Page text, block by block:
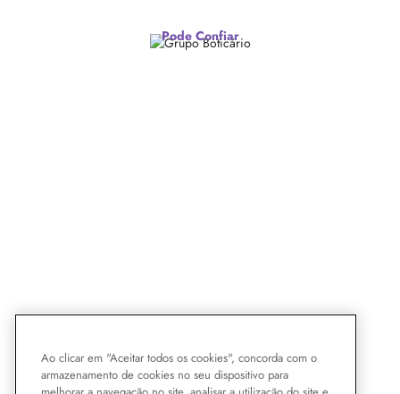
Pode Confiar
Ao clicar em "Aceitar todos os cookies", concorda com o
armazenamento de cookies no seu dispositivo para